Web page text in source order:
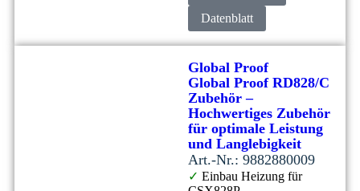
Datenblatt
Global Proof
Global Proof RD828/C
Zubehör –
Hochwertiges Zubehör
für optimale Leistung
und Langlebigkeit
Art.-Nr.: 9882880009
✓ Einbau Heizung für